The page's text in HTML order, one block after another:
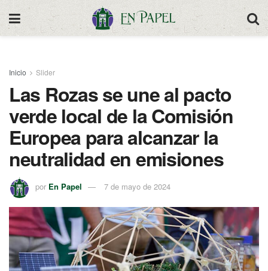
Inicio Slider
Las Rozas se une al pacto
verde local de la Comisión
Europea para alcanzar la
neutralidad en emisiones
por En Papel 7 de mayo de 2024